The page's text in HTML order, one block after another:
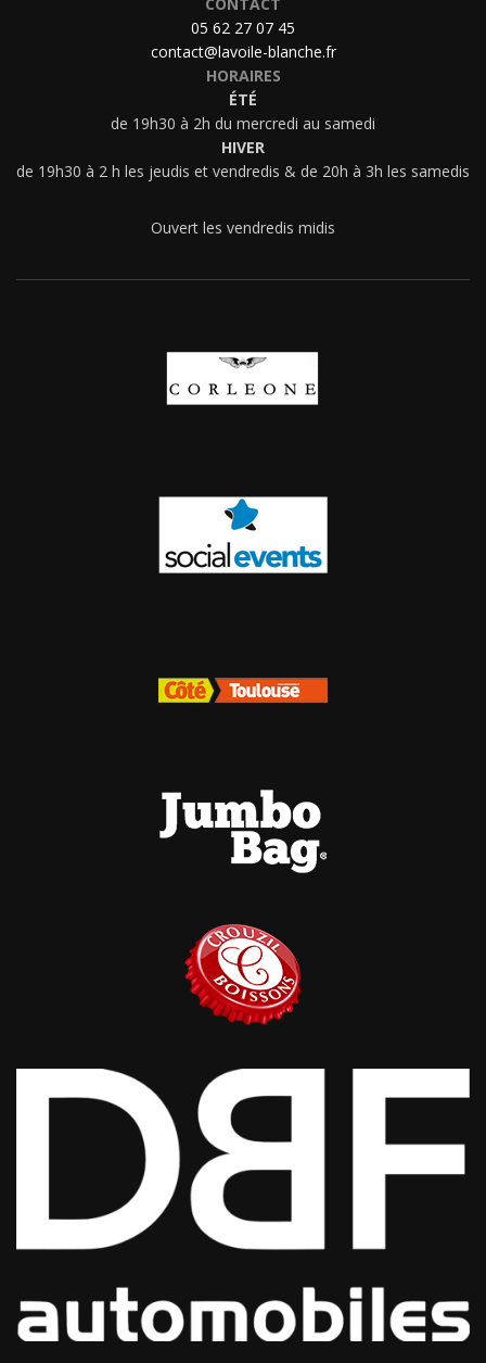
05 62 27 07 45
contact@lavoile-blanche.fr
HORAIRES
ÉTÉ
de 19h30 à 2h du mercredi au samedi
HIVER
de 19h30 à 2 h les jeudis et vendredis & de 20h à 3h les samedis
Ouvert les vendredis midis